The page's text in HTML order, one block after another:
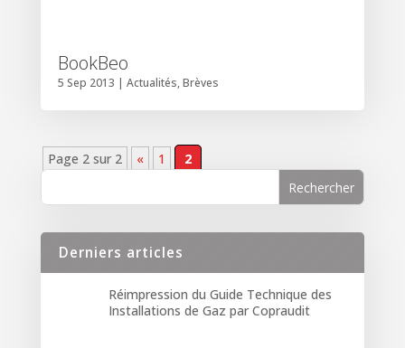
BookBeo
5 Sep 2013 | Actualités,Brèves
Page 2 sur 2 « 1 2
Derniers articles
Réimpression du Guide Technique des
Installations de Gaz par Copraudit